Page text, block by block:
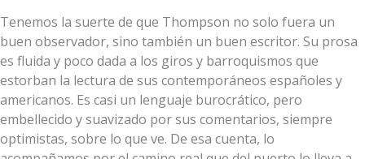
Tenemos la suerte de que Thompson no solo fuera un
buen observador, sino también un buen escritor. Su prosa
es fluida y poco dada a los giros y barroquismos que
estorban la lectura de sus contemporáneos españoles y
americanos. Es casi un lenguaje burocrático, pero
embellecido y suavizado por sus comentarios, siempre
optimistas, sobre lo que ve. De esa cuenta, lo